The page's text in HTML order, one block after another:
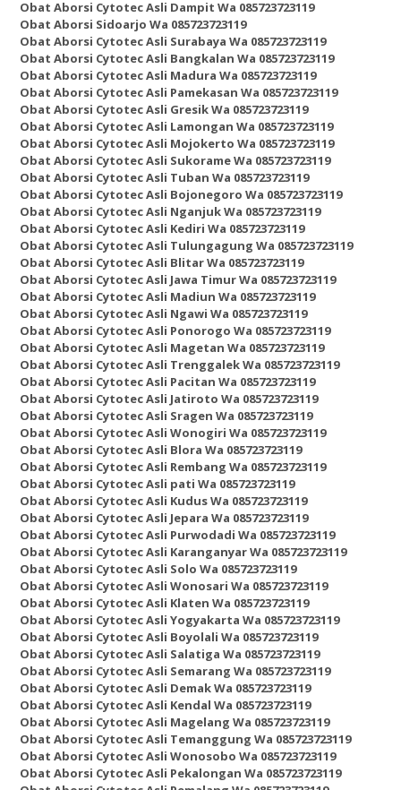
Obat Aborsi Cytotec Asli Dampit Wa 085723723119
Obat Aborsi Sidoarjo Wa 085723723119
Obat Aborsi Cytotec Asli Surabaya Wa 085723723119
Obat Aborsi Cytotec Asli Bangkalan Wa 085723723119
Obat Aborsi Cytotec Asli Madura Wa 085723723119
Obat Aborsi Cytotec Asli Pamekasan Wa 085723723119
Obat Aborsi Cytotec Asli Gresik Wa 085723723119
Obat Aborsi Cytotec Asli Lamongan Wa 085723723119
Obat Aborsi Cytotec Asli Mojokerto Wa 085723723119
Obat Aborsi Cytotec Asli Sukorame Wa 085723723119
Obat Aborsi Cytotec Asli Tuban Wa 085723723119
Obat Aborsi Cytotec Asli Bojonegoro Wa 085723723119
Obat Aborsi Cytotec Asli Nganjuk Wa 085723723119
Obat Aborsi Cytotec Asli Kediri Wa 085723723119
Obat Aborsi Cytotec Asli Tulungagung Wa 085723723119
Obat Aborsi Cytotec Asli Blitar Wa 085723723119
Obat Aborsi Cytotec Asli Jawa Timur Wa 085723723119
Obat Aborsi Cytotec Asli Madiun Wa 085723723119
Obat Aborsi Cytotec Asli Ngawi Wa 085723723119
Obat Aborsi Cytotec Asli Ponorogo Wa 085723723119
Obat Aborsi Cytotec Asli Magetan Wa 085723723119
Obat Aborsi Cytotec Asli Trenggalek Wa 085723723119
Obat Aborsi Cytotec Asli Pacitan Wa 085723723119
Obat Aborsi Cytotec Asli Jatiroto Wa 085723723119
Obat Aborsi Cytotec Asli Sragen Wa 085723723119
Obat Aborsi Cytotec Asli Wonogiri Wa 085723723119
Obat Aborsi Cytotec Asli Blora Wa 085723723119
Obat Aborsi Cytotec Asli Rembang Wa 085723723119
Obat Aborsi Cytotec Asli pati Wa 085723723119
Obat Aborsi Cytotec Asli Kudus Wa 085723723119
Obat Aborsi Cytotec Asli Jepara Wa 085723723119
Obat Aborsi Cytotec Asli Purwodadi Wa 085723723119
Obat Aborsi Cytotec Asli Karanganyar Wa 085723723119
Obat Aborsi Cytotec Asli Solo Wa 085723723119
Obat Aborsi Cytotec Asli Wonosari Wa 085723723119
Obat Aborsi Cytotec Asli Klaten Wa 085723723119
Obat Aborsi Cytotec Asli Yogyakarta Wa 085723723119
Obat Aborsi Cytotec Asli Boyolali Wa 085723723119
Obat Aborsi Cytotec Asli Salatiga Wa 085723723119
Obat Aborsi Cytotec Asli Semarang Wa 085723723119
Obat Aborsi Cytotec Asli Demak Wa 085723723119
Obat Aborsi Cytotec Asli Kendal Wa 085723723119
Obat Aborsi Cytotec Asli Magelang Wa 085723723119
Obat Aborsi Cytotec Asli Temanggung Wa 085723723119
Obat Aborsi Cytotec Asli Wonosobo Wa 085723723119
Obat Aborsi Cytotec Asli Pekalongan Wa 085723723119